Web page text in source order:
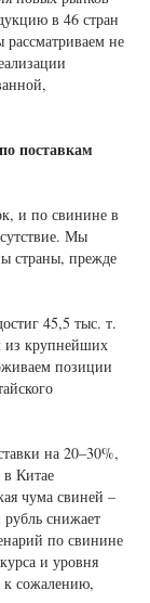
в 46 стран
не
поставкам
и по свинине в
Мы
страны, прежде
45,5 тыс. т.
из крупнейших
позиции
на 20–30%,
в Китае
чума свиней –
снижает
по свинине
и уровня
к сожалению,